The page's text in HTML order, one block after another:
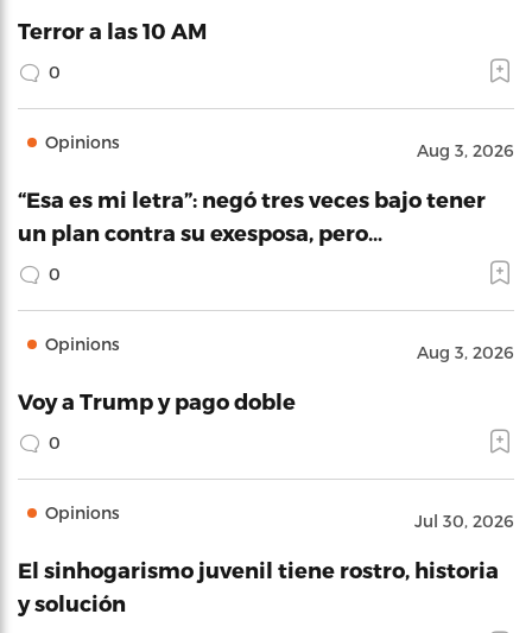
Terror a las 10 AM
0
Opinions Aug 3, 2026
“Esa es mi letra”: negó tres veces bajo tener
un plan contra su exesposa, pero…
0
Opinions Aug 3, 2026
Voy a Trump y pago doble
0
Opinions Jul 30, 2026
El sinhogarismo juvenil tiene rostro, historia
y solución